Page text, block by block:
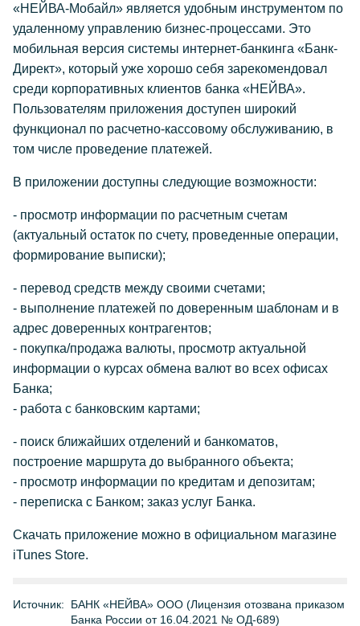
«НЕЙВА-Мобайл» является удобным инструментом по
удаленному управлению бизнес-процессами. Это
мобильная версия системы интернет-банкинга «Банк-
Директ», который уже хорошо себя зарекомендовал
среди корпоративных клиентов банка «НЕЙВА».
Пользователям приложения доступен широкий
функционал по расчетно-кассовому обслуживанию, в
том числе проведение платежей.
В приложении доступны следующие возможности:
- просмотр информации по расчетным счетам
(актуальный остаток по счету, проведенные операции,
формирование выписки);
- перевод средств между своими счетами;
- выполнение платежей по доверенным шаблонам и в
адрес доверенных контрагентов;
- покупка/продажа валюты, просмотр актуальной
информации о курсах обмена валют во всех офисах
Банка;
- работа с банковским картами;
- поиск ближайших отделений и банкоматов,
построение маршрута до выбранного объекта;
- просмотр информации по кредитам и депозитам;
- переписка с Банком; заказ услуг Банка.
Скачать приложение можно в официальном магазине
iTunes Store.
Источник:
БАНК «НЕЙВА» ООО (Лицензия отозвана приказом
Банка России от 16.04.2021 № ОД-689)